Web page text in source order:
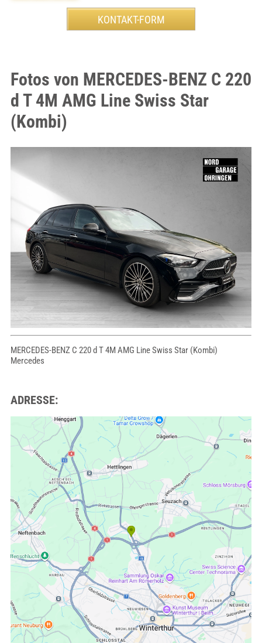
Fotos von MERCEDES-BENZ C 220
d T 4M AMG Line Swiss Star
(Kombi)
MERCEDES-BENZ C 220 d T 4M AMG Line Swiss Star (Kombi)
Mercedes
ADRESSE: